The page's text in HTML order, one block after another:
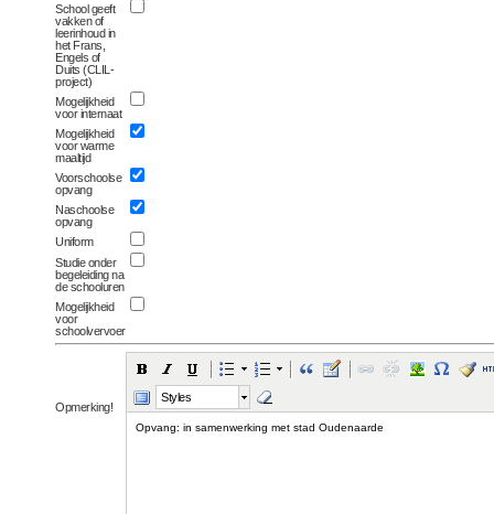
School geeft
vakken of
leerinhoud in
het Frans,
Engels of
Duits (CLIL-
project)
Mogelijkheid
voor internaat
Mogelijkheid
voor warme
maaltijd
Voorschoolse
opvang
Naschoolse
opvang
Uniform
Studie onder
begeleiding na
de schooluren
Mogelijkheid
voor
schoolvervoer
Opmerking!
Styles